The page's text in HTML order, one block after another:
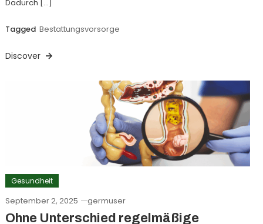
Dadurch […]
Tagged Bestattungsvorsorge
Discover
Gesundheit
September 2, 2025 germuser
Ohne Unterschied regelmäßige